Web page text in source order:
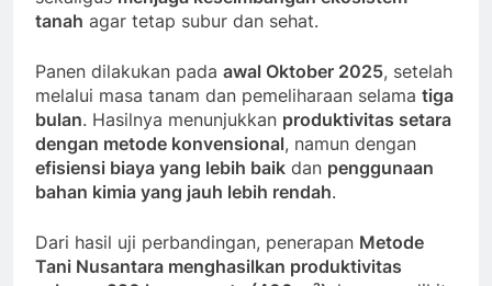
tanah agar tetap subur dan sehat.
Panen dilakukan pada awal Oktober 2025, setelah
melalui masa tanam dan pemeliharaan selama tiga
bulan. Hasilnya menunjukkan produktivitas setara
dengan metode konvensional, namun dengan
efisiensi biaya yang lebih baik dan penggunaan
bahan kimia yang jauh lebih rendah.
Dari hasil uji perbandingan, penerapan Metode
Tani Nusantara menghasilkan produktivitas